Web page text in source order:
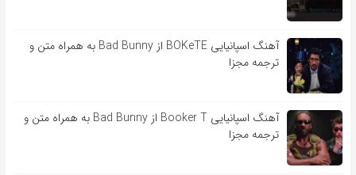
آهنگ اسپانیایی BOKeTE از Bad Bunny به همراه متن و
ترجمه مجزا
آهنگ اسپانیایی Booker T از Bad Bunny به همراه متن و
ترجمه مجزا